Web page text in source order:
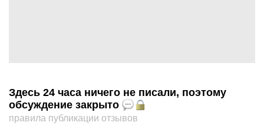
Здесь 24 часа ничего не писали, поэтому
обсуждение закрыто
правила публикации отзывов